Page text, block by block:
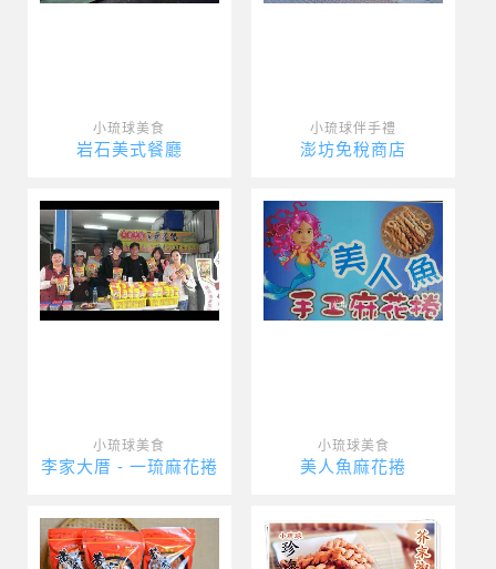
小琉球美食
岩石美式餐廳
小琉球伴手禮
澎坊免稅商店
小琉球美食
李家大厝 - 一琉麻花捲
小琉球美食
美人魚麻花捲